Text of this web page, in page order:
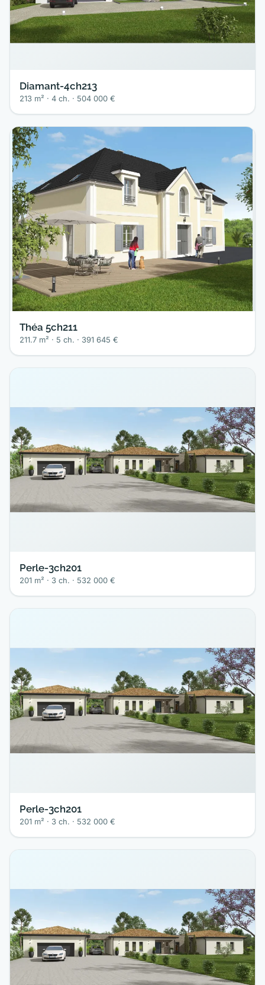
Diamant-4ch213
213 m² · 4 ch. · 504 000 €
Théa 5ch211
211.7 m² · 5 ch. · 391 645 €
Perle-3ch201
201 m² · 3 ch. · 532 000 €
Perle-3ch201
201 m² · 3 ch. · 532 000 €